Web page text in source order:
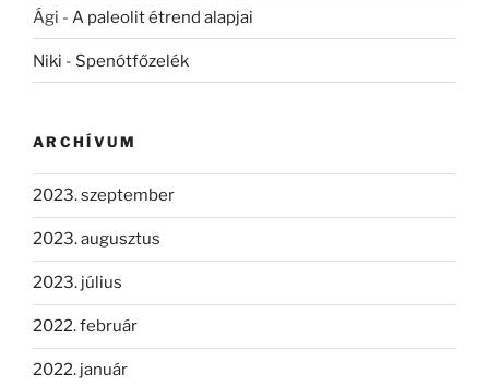
Ági - A paleolit étrend alapjai
Niki - Spenótfőzelék
ARCHÍVUM
2023. szeptember
2023. augusztus
2023. július
2022. február
2022. január